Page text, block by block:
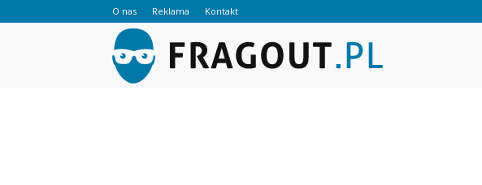
O nas Reklama Kontakt